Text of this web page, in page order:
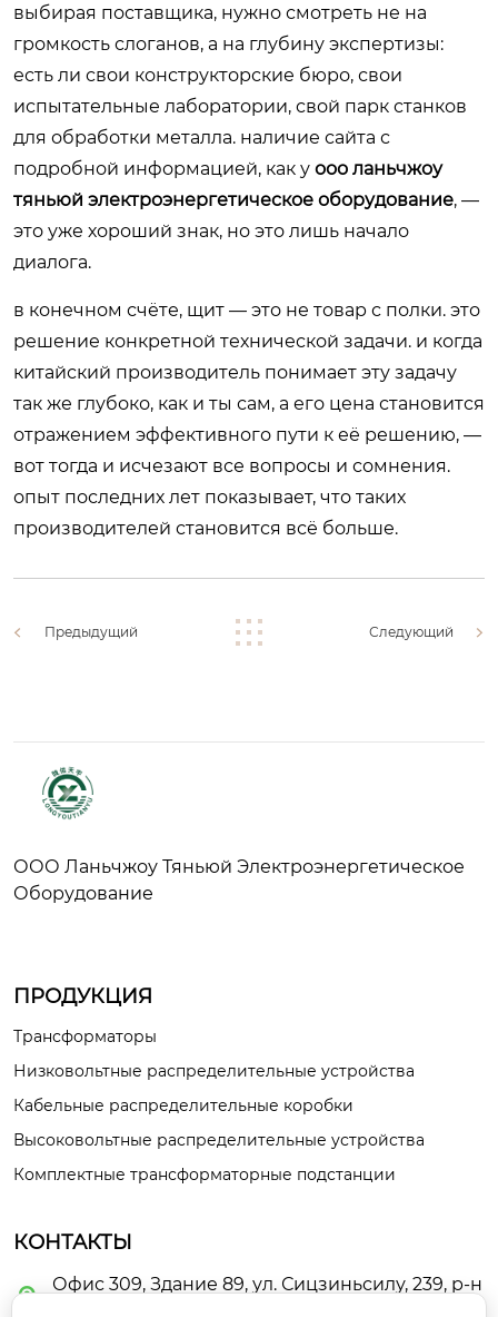
выбирая поставщика, нужно смотреть не на
громкость слоганов, а на глубину экспертизы:
есть ли свои конструкторские бюро, свои
испытательные лаборатории, свой парк станков
для обработки металла. наличие сайта с
подробной информацией, как у ооо ланьчжоу
тяньюй электроэнергетическое оборудование, —
это уже хороший знак, но это лишь начало
диалога.
в конечном счёте, щит — это не товар с полки. это
решение конкретной технической задачи. и когда
китайский производитель понимает эту задачу
так же глубоко, как и ты сам, а его цена становится
отражением эффективного пути к её решению, —
вот тогда и исчезают все вопросы и сомнения.
опыт последних лет показывает, что таких
производителей становится всё больше.
Предыдущий Следующий
ООО Ланьчжоу Тяньюй Электроэнергетическое
Оборудование
ПРОДУКЦИЯ
Трансформаторы
Низковольтные распределительные устройства
Кабельные распределительные коробки
Высоковольтные распределительные устройства
Комплектные трансформаторные подстанции
КОНТАКТЫ
 Офис 309, Здание 89, ул. Сицзиньсилу, 239, р-н